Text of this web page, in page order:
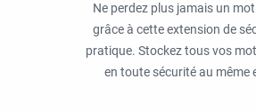
Ne perdez plus jamais un
grâce à cette extension de
pratique. Stockez tous vos
en toute sécurité au même